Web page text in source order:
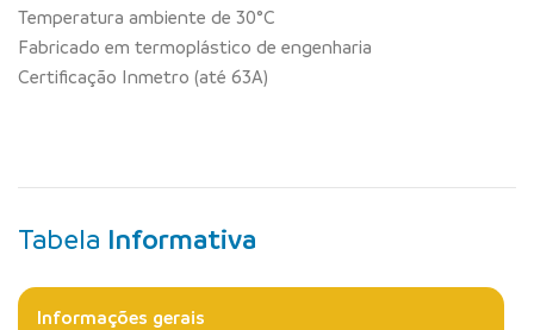
Temperatura ambiente de 30°C
Fabricado em termoplástico de engenharia
Certificação Inmetro (até 63A)
Tabela Informativa
Informações gerais